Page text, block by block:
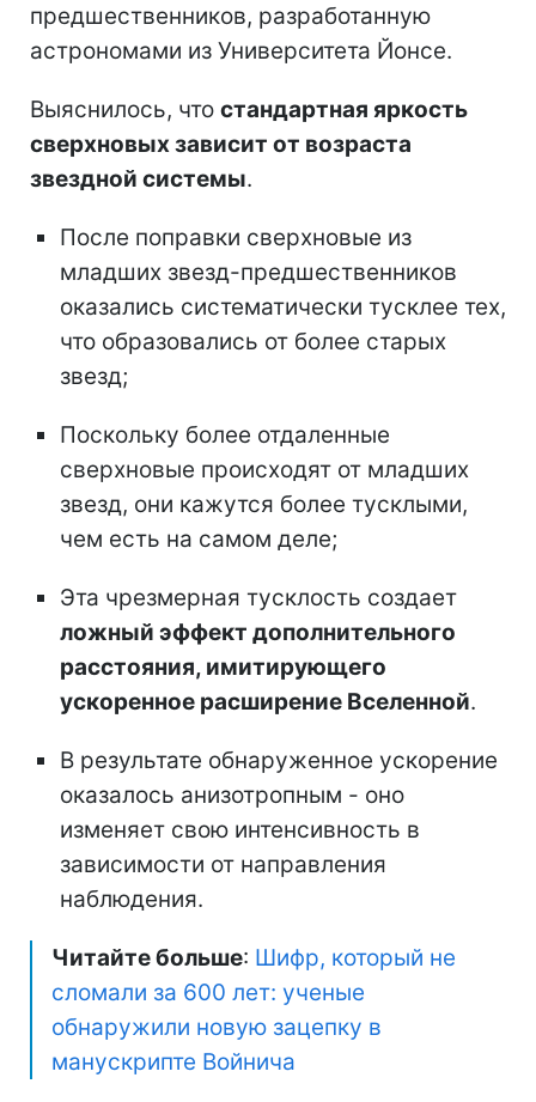
предшественников, разработанную
астрономами из Университета Йонсе.
Выяснилось, что стандартная яркость
сверхновых зависит от возраста
звездной системы.
После поправки сверхновые из
младших звезд-предшественников
оказались систематически тусклее тех,
что образовались от более старых
звезд;
Поскольку более отдаленные
сверхновые происходят от младших
звезд, они кажутся более тусклыми,
чем есть на самом деле;
Эта чрезмерная тусклость создает
ложный эффект дополнительного
расстояния, имитирующего
ускоренное расширение Вселенной.
В результате обнаруженное ускорение
оказалось анизотропным - оно
изменяет свою интенсивность в
зависимости от направления
наблюдения.
Читайте больше: Шифр, который не
сломали за 600 лет: ученые
обнаружили новую зацепку в
манускрипте Войнича